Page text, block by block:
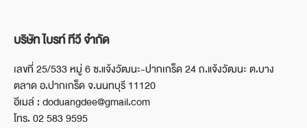
บริษัท ไบรท์ ทีวี จำกัด
เลขที่ 25/533 หมู่ 6 ซ.แจ้งวัฒนะ-ปากเกร็ด 24 ถ.แจ้งวัฒนะ ต.บาง
ตลาด อ.ปากเกร็ด จ.นนทบุรี 11120
อีเมล์ : doduangdee@gmail.com
โทร. 02 583 9595